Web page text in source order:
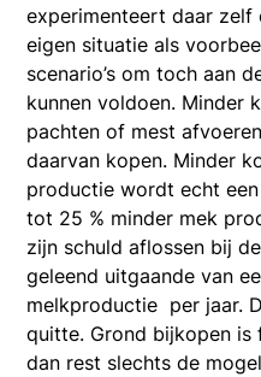
experimenteert daar zelf
eigen situatie als
scenario’s om toch aan
kunnen voldoen. Minder
pachten of mest
daarvan kopen. Minder
productie wordt echt
tot 25 % minder mek
zijn schuld aflossen bij
geleend uitgaande van
melkproductie per jaar.
quitte. Grond bijkopen is
dan rest slechts de